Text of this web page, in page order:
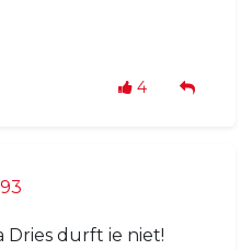
4
Dries durft ie niet!